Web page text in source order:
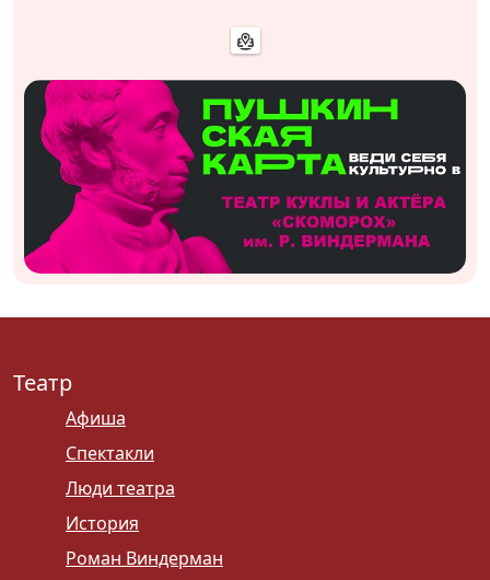
Театр
Афиша
Спектакли
Люди театра
История
Роман Виндерман